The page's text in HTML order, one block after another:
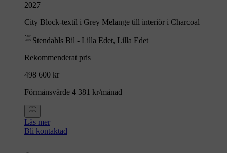
2027
City Block-textil i Grey Melange till interiör i Charcoal
Stendahls Bil - Lilla Edet, Lilla Edet
Rekommenderat pris
498 600 kr
Förmånsvärde 4 381 kr/månad
Läs mer
Bli kontaktad